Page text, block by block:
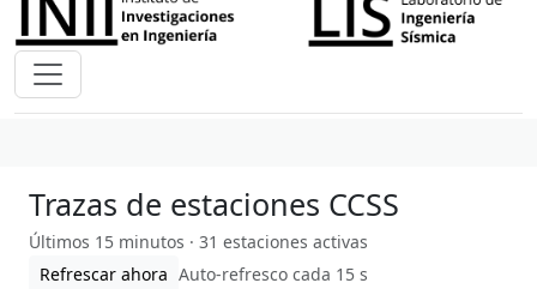
Trazas de estaciones CCSS
Últimos 15 minutos · 31 estaciones activas
Refrescar ahora Auto-refresco cada 15 s